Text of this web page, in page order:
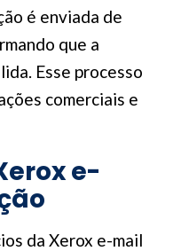
é enviada de
que a
Esse processo
comerciais e
e-
da Xerox e-mail